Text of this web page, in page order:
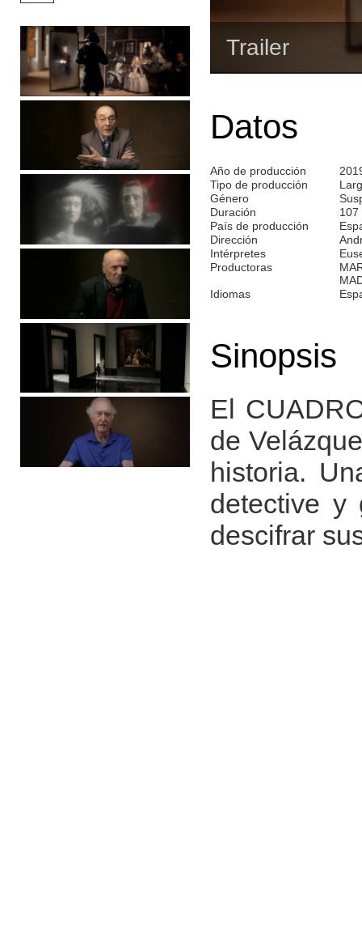
Trailer
Datos
Año de producción
Tipo de producción
Género
Duración
107
País de producción
Dirección
Intérpretes
Productoras
Idiomas
Sinopsis
El
de
historia.
detective y
descifrar